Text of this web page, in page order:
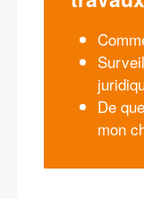
De
mon